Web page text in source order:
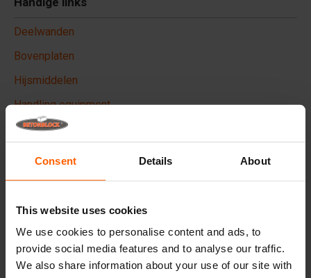
Consent Details About
This website uses cookies
We use cookies to personalise content and ads, to
provide social media features and to analyse our traffic.
We also share information about your use of our site with
Deelwanden
Bovenplaten
Hijsmiddelen
Handling equipment
Accessoires
Van welk materiaal zijn de mallen gemaakt?
Verkoopt Betonblock® betonblokken?